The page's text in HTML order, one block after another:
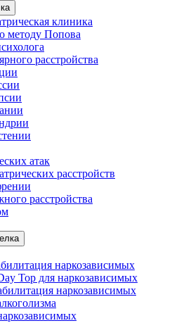
клиника
методу Попова
расстройства
атак
расстройств
расстройства
наркозависимых
Top для наркозависимых
наркозависимых